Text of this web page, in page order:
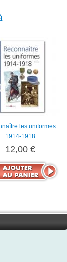
les uniformes
1914-1918
12,00 €